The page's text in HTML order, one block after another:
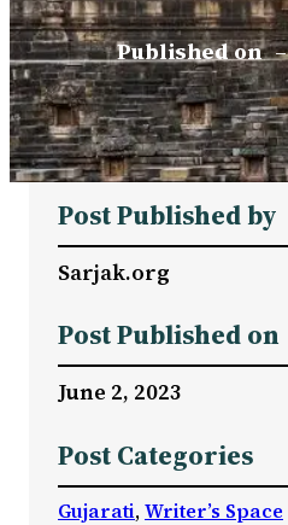
Published on –
Post Published by
Sarjak.org
Post Published on
June 2, 2023
Post Categories
Gujarati, Writer’s Space